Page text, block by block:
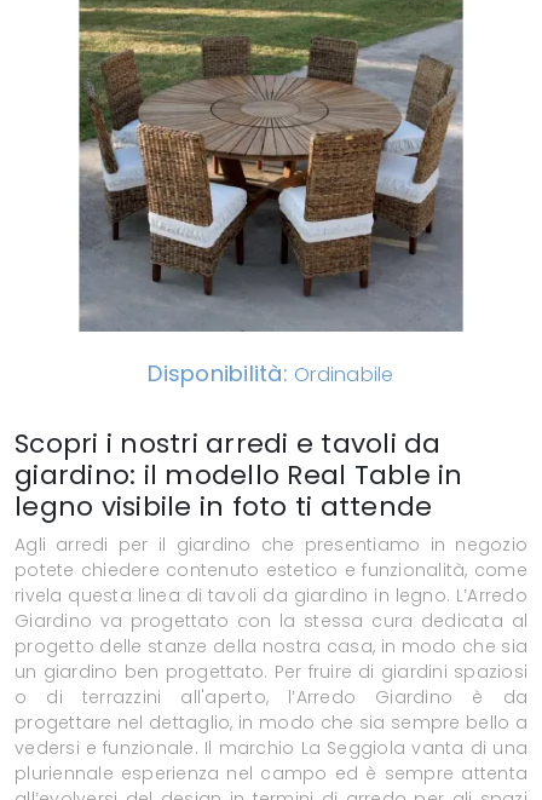
Disponibilità: Ordinabile
Scopri i nostri arredi e tavoli da
giardino: il modello Real Table in
legno visibile in foto ti attende
Agli arredi per il giardino che presentiamo in negozio
potete chiedere contenuto estetico e funzionalità, come
rivela questa linea di tavoli da giardino in legno. L’Arredo
Giardino va progettato con la stessa cura dedicata al
progetto delle stanze della nostra casa, in modo che sia
un giardino ben progettato. Per fruire di giardini spaziosi
o di terrazzini all'aperto, l’Arredo Giardino è da
progettare nel dettaglio, in modo che sia sempre bello a
vedersi e funzionale. Il marchio La Seggiola vanta di una
pluriennale esperienza nel campo ed è sempre attenta